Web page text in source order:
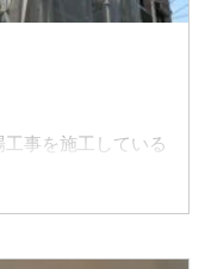
事を施工している
りません。今日は